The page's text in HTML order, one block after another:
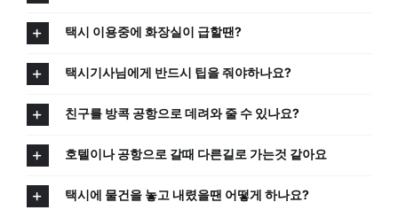
택시 이용중에 화장실이 급할땐?
택시기사님에게 반드시 팁을 줘야하나요?
친구를 방콕 공항으로 데려와 줄 수 있나요?
호텔이나 공항으로 갈때 다른길로 가는것 같아요
택시에 물건을 놓고 내렸을땐 어떻게 하나요?